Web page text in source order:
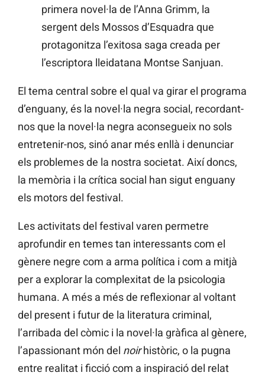
primera novel·la de l’Anna Grimm, la
sergent dels Mossos d’Esquadra que
protagonitza l’exitosa saga creada per
l’escriptora lleidatana Montse Sanjuan.
El tema central sobre el qual va girar el programa
d’enguany, és la novel·la negra social, recordant-
nos que la novel·la negra aconsegueix no sols
entretenir-nos, sinó anar més enllà i denunciar
els problemes de la nostra societat. Així doncs,
la memòria i la crítica social han sigut enguany
els motors del festival.
Les activitats del festival varen permetre
aprofundir en temes tan interessants com el
gènere negre com a arma política i com a mitjà
per a explorar la complexitat de la psicologia
humana. A més a més de reflexionar al voltant
del present i futur de la literatura criminal,
l’arribada del còmic i la novel·la gràfica al gènere,
l’apassionant món del noirhistòric, o la pugna
entre realitat i ficció com a inspiració del relat